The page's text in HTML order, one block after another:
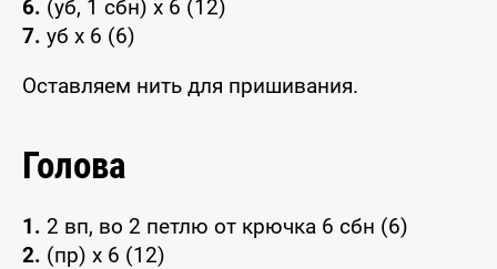
6. (уб, 1 сбн) х 6 (12)
7. уб х 6 (6)
Оставляем нить для пришивания.
Голова
1. 2 вп, во 2 петлю от крючка 6 сбн (6)
2. (пр) х 6 (12)